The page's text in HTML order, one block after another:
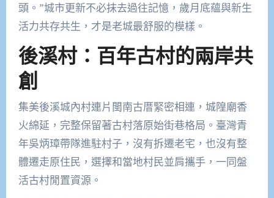
頭。”城市更新不必抹去過往記憶，歲月底蘊與新生
活力共存共生，才是老城最舒服的模樣。
後溪村：百年古村的兩岸共
創
集美後溪城內村連片閩南古厝緊密相連，城隍廟香
火綿延，完整保留著古村落原始街巷格局。臺灣青
年吳炳璋帶隊進駐村子，沒有拆遷老宅，也沒有整
體遷走原住民，選擇和當地村民並肩攜手，一同盤
活古村閒置資源。